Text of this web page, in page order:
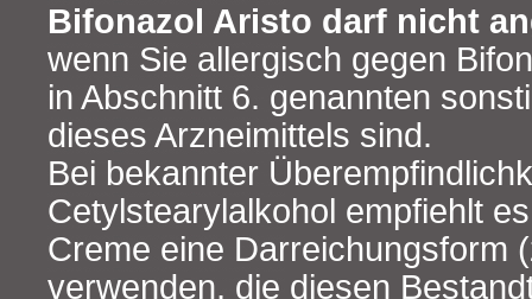
Bifonazol Aristo darf nicht
wenn Sie allergisch gegen
in Abschnitt 6. genannten
dieses Arzneimittels sind.
Bei bekannter
Cetylstearylalkohol empfiehlt
Creme eine Darreichungsform
verwenden, die diesen